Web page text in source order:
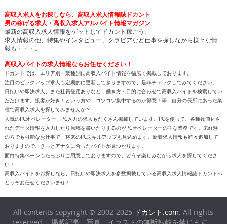
高収入求人をお探しなら、高収入求人情報誌ドカント
男の稼げる求人・高収入求人アルバイト情報マガジン
最新の高収入求人情報をゲットしてドカント稼ごう。
求人情報の他、特集やインタビュー、グラビアなど仕事を探しながら様々な情
報も・・・。
高収入バイトの求人情報ならお任せください！
ドカントでは、エリア別・業種別に高収入バイト情報を幅広く掲載しております。
注目のピックアップ求人も定期的に更新して参りますので、是非チェックしてみてください。
日払いや即決求人、また社員登用ありなど、働き方・目的に合わせて高収入バイトを検索してい
ただけます。接客が好き！という方や、コツコツ集中するのが得意！等、自分の長所にあった業
種で高収入求人を探してみませんか？
人気のPCオペレーター、PC入力の求人もたくさん掲載しています。PCを使って、各種数値化さ
れたデータ情報を入力したり原稿を書いたりするのがPCオペレーターの主な業務です。未経験
の方でも可能なお仕事で、将来のPCスキルアップも見込めます。新着求人情報も続々追加して
おりますので、きっとアナタに合ったバイトが見つかります。
面白特集ページもたっぷりご用意しておりますので、どうぞ楽しみながら求人を探してくださ
い！
高収入バイトをお探しなら、日払いや即決求人を多数掲載している高収入求人情報誌ドカントへ
どうぞお任せくださいませ！
All contents copyright © 2002-2025 ドカント.com. All rights
reserved. 掲載記事、写真、イラストの無断転載を禁じます。